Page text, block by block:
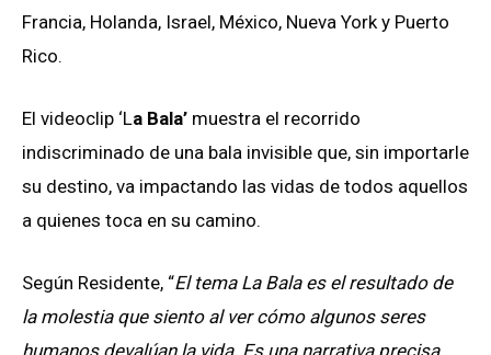
Francia, Holanda, Israel, México, Nueva York y Puerto
Rico.
El videoclip ‘La Bala’ muestra el recorrido
indiscriminado de una bala invisible que, sin importarle
su destino, va impactando las vidas de todos aquellos
a quienes toca en su camino.
Según Residente, “El tema La Bala es el resultado de
la molestia que siento al ver cómo algunos seres
humanos devalúan la vida. Es una narrativa precisa,